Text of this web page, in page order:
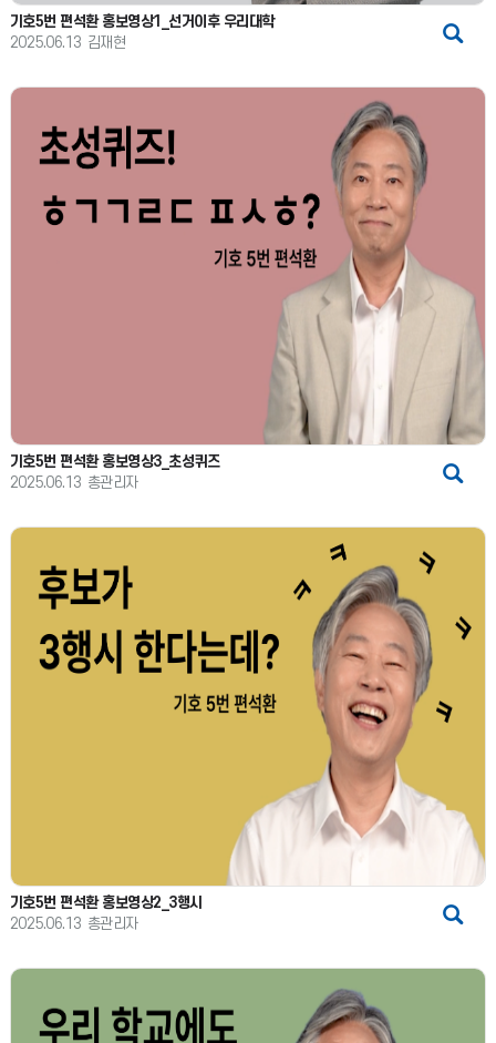
기호5번 편석환 홍보영상1_선거이후 우리대학
2025.06.13 김재현
기호5번 편석환 홍보영상3_초성퀴즈
2025.06.13 총관리자
기호5번 편석환 홍보영상2_3행시
2025.06.13 총관리자